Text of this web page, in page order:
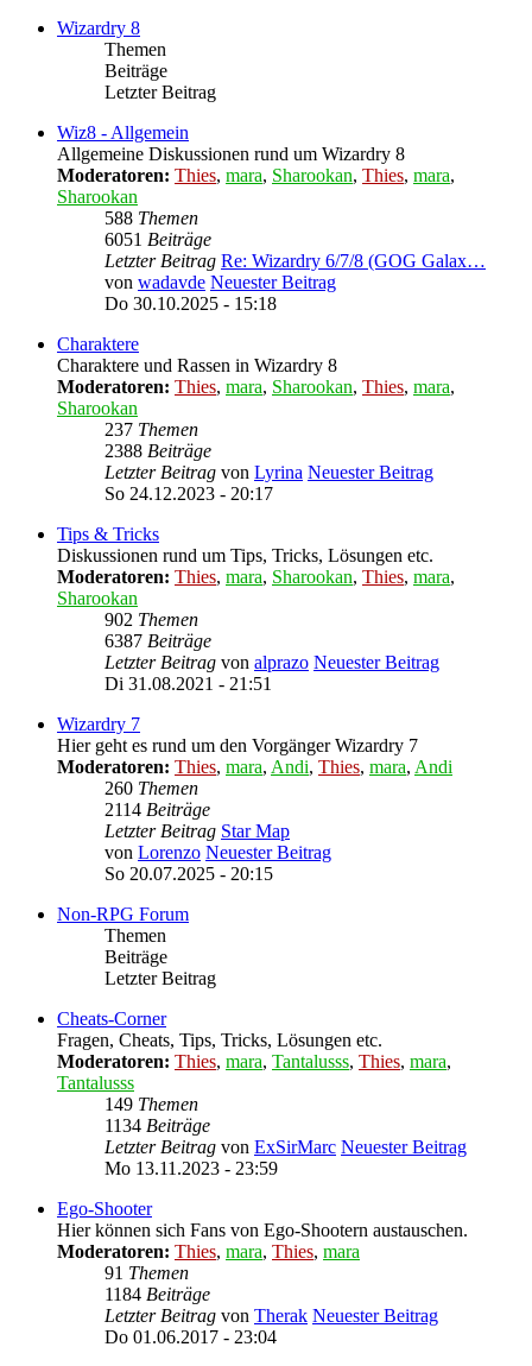
Wizardry 8
Themen
Beiträge
Letzter Beitrag
Wiz8 - Allgemein
Allgemeine Diskussionen rund um Wizardry 8
Moderatoren: Thies, mara, Sharookan, Thies, mara,
Sharookan
588 Themen
6051 Beiträge
Letzter Beitrag Re: Wizardry 6/7/8 (GOG Galax…
von wadavde Neuester Beitrag
Do 30.10.2025 - 15:18
Charaktere
Charaktere und Rassen in Wizardry 8
Moderatoren: Thies, mara, Sharookan, Thies, mara,
Sharookan
237 Themen
2388 Beiträge
Letzter Beitrag von Lyrina Neuester Beitrag
So 24.12.2023 - 20:17
Tips & Tricks
Diskussionen rund um Tips, Tricks, Lösungen etc.
Moderatoren: Thies, mara, Sharookan, Thies, mara,
Sharookan
902 Themen
6387 Beiträge
Letzter Beitrag von alprazo Neuester Beitrag
Di 31.08.2021 - 21:51
Wizardry 7
Hier geht es rund um den Vorgänger Wizardry 7
Moderatoren: Thies, mara, Andi, Thies, mara, Andi
260 Themen
2114 Beiträge
Letzter Beitrag Star Map
von Lorenzo Neuester Beitrag
So 20.07.2025 - 20:15
Non-RPG Forum
Themen
Beiträge
Letzter Beitrag
Cheats-Corner
Fragen, Cheats, Tips, Tricks, Lösungen etc.
Moderatoren: Thies, mara, Tantalusss, Thies, mara,
Tantalusss
149 Themen
1134 Beiträge
Letzter Beitrag von ExSirMarc Neuester Beitrag
Mo 13.11.2023 - 23:59
Ego-Shooter
Hier können sich Fans von Ego-Shootern austauschen.
Moderatoren: Thies, mara, Thies, mara
91 Themen
1184 Beiträge
Letzter Beitrag von Therak Neuester Beitrag
Do 01.06.2017 - 23:04